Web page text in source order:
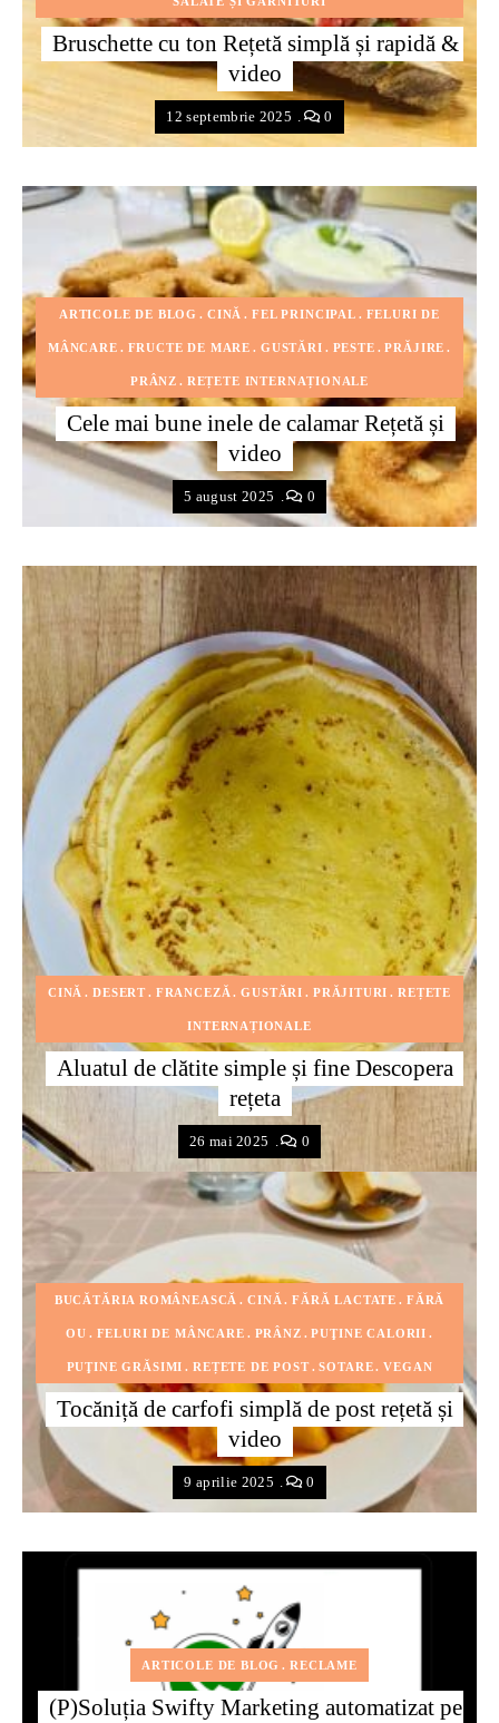
Bruschette cu ton Rețetă simplă și rapidă &
video
12 septembrie 2025 0
ARTICOLE DE BLOG CINĂ FEL PRINCIPAL FELURI DE
MÂNCARE FRUCTE DE MARE GUSTĂRI PESTE PRĂJIRE
PRÂNZ REȚETE INTERNAȚIONALE
Cele mai bune inele de calamar Rețetă și
video
5 august 2025 0
CINĂ DESERT FRANCEZĂ GUSTĂRI PRĂJITURI REȚETE
INTERNAȚIONALE
Aluatul de clătite simple și fine Descopera
rețeta
26 mai 2025 0
BUCĂTĂRIA ROMÂNEASCĂ CINĂ FĂRĂ LACTATE FĂRĂ
OU FELURI DE MÂNCARE PRÂNZ PUŢINE CALORII
PUŢINE GRĂSIMI REȚETE DE POST SOTARE VEGAN
Tocăniță de carfofi simplă de post rețetă și
video
9 aprilie 2025 0
ARTICOLE DE BLOG RECLAME
(P)Soluția Swifty Marketing automatizat pe